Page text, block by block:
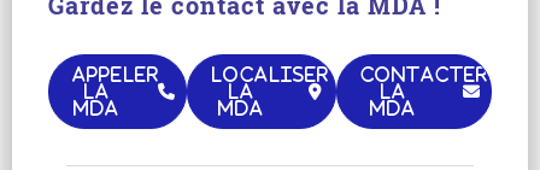
APPELER
LA
MDA
LOCALISER
LA
MDA
CONTACTER
LA
MDA